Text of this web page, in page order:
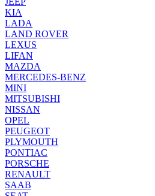
KIA
LADA
LAND ROVER
LEXUS
LIFAN
MAZDA
MERCEDES-BENZ
MINI
MITSUBISHI
NISSAN
OPEL
PEUGEOT
PLYMOUTH
PONTIAC
PORSCHE
RENAULT
SAAB